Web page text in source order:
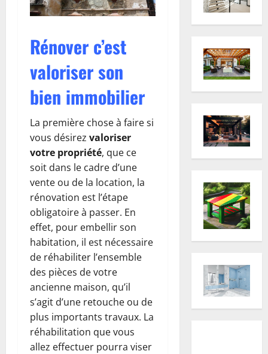
Rénover c’est
valoriser son
bien immobilier
La première chose à faire si
vous désirez valoriser
votre propriété, que ce
soit dans le cadre d’une
vente ou de la location, la
rénovation est l’étape
obligatoire à passer. En
effet, pour embellir son
habitation, il est nécessaire
de réhabiliter l’ensemble
des pièces de votre
ancienne maison, qu’il
s’agit d’une retouche ou de
plus importants travaux. La
réhabilitation que vous
allez effectuer pourra viser